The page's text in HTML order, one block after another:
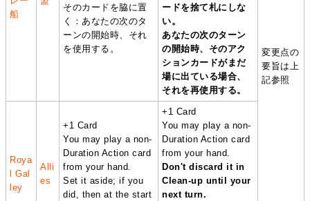
船
そのカードを脇に置
く：あなたの次のタ
ーンの開始時、それ
を使用する。
ードを捨て札にしな
い。
あなたの次のターン
の開始時、そのアク
ションカードがまだ
場に出ている場合、
それを再使用する。
変更点の
要旨は上
記参照
Roya
l Gal
ley
Alli
es
+1 Card
You may play a non-
Duration Action card
from your hand.
Set it aside; if you
did, then at the start
+1 Card
You may play a non-
Duration Action card
from your hand.
Don't discard it in
Clean-up until your
next turn.